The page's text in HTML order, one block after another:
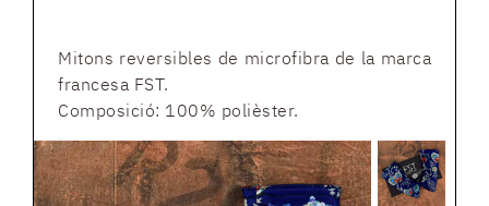
Mitons reversibles de microfibra de la marca
francesa FST.
Composició: 100% polièster.